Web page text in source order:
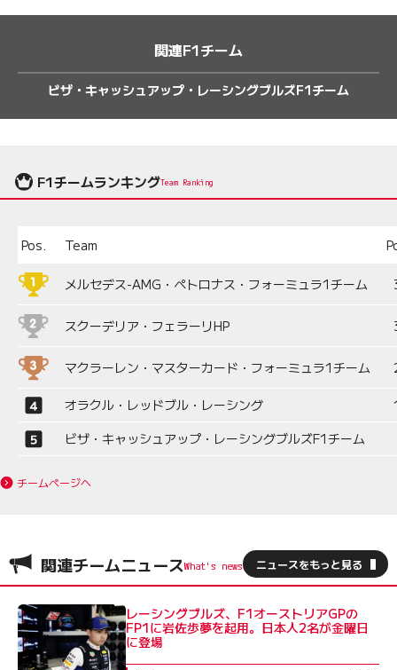
関連F1チーム
ビザ・キャッシュアップ・レーシングブルズF1チーム
F1チームランキングTeam Ranking
Pos. Team
メルセデス-AMG・ペトロナス・フォーミュラ1チーム
スクーデリア・フェラーリHP
マクラーレン・マスターカード・フォーミュラ1チーム
オラクル・レッドブル・レーシング
ビザ・キャッシュアップ・レーシングブルズF1チーム
チームページへ
関連チームニュース ニュースをもっと見る
レーシングブルズ、F1オーストリアGPの
FP1に岩佐歩夢を起用。日本人2名が金曜日
に登場